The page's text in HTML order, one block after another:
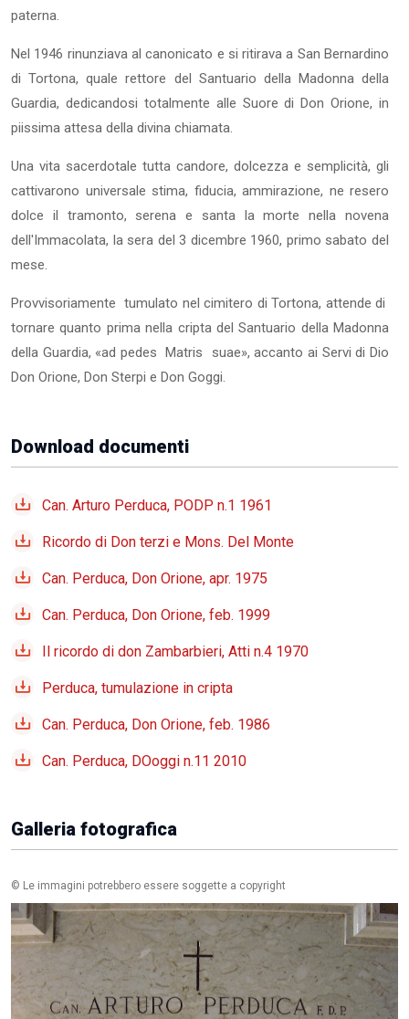
paterna.
Nel 1946 rinunziava al canonicato e si ritirava a San Bernardino
di Tortona, quale rettore del Santuario della Madonna della
Guardia, dedicandosi totalmente alle Suore di Don Orione, in
piissima attesa della divina chiamata.
Una vita sacerdotale tutta candore, dolcezza e semplicità, gli
cattivarono universale stima, fiducia, ammirazione, ne resero
dolce il tramonto, serena e santa la morte nella novena
dell'Immacolata, la sera del 3 dicembre 1960, primo sabato del
mese.
Provvisoriamente tumulato nel cimitero di Tortona, attende di
tornare quanto prima nella cripta del Santuario della Madonna
della Guardia, «ad pedes Matris suae», accanto ai Servi di Dio
Don Orione, Don Sterpi e Don Goggi.
Download documenti
Can. Arturo Perduca, PODP n.1 1961
Ricordo di Don terzi e Mons. Del Monte
Can. Perduca, Don Orione, apr. 1975
Can. Perduca, Don Orione, feb. 1999
Il ricordo di don Zambarbieri, Atti n.4 1970
Perduca, tumulazione in cripta
Can. Perduca, Don Orione, feb. 1986
Can. Perduca, DOoggi n.11 2010
Galleria fotografica
© Le immagini potrebbero essere soggette a copyright